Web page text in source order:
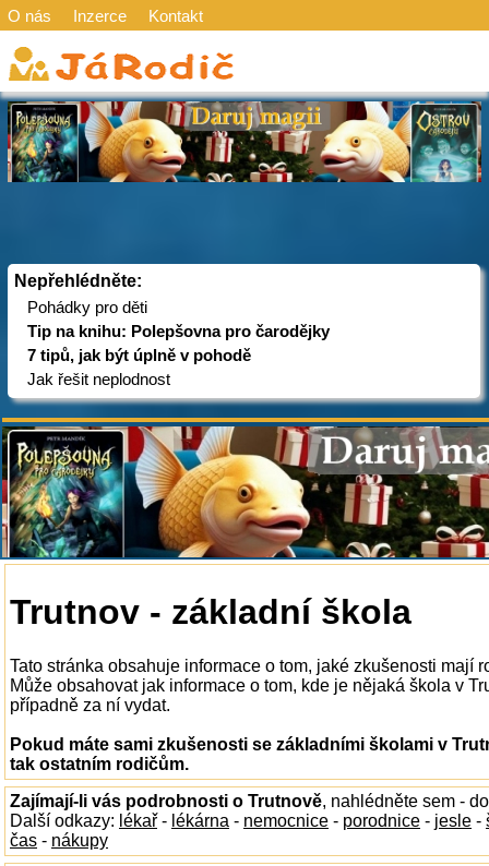
O nás Inzerce Kontakt
Nepřehlédněte:
Pohádky pro děti
Tip na knihu: Polepšovna pro čarodějky
7 tipů, jak být úplně v pohodě
Jak řešit neplodnost
Trutnov - základní škola
Tato stránka obsahuje informace o tom, jaké zkušenosti mají
Může obsahovat jak informace o tom, kde je nějaká škola v
případně za ní vydat.
Pokud máte sami zkušenosti se základními školami v
tak ostatním rodičům.
Zajímají-li vás podrobnosti o Trutnově, nahlédněte sem -
Další odkazy: lékař - lékárna - nemocnice - porodnice - jesle -
čas - nákupy